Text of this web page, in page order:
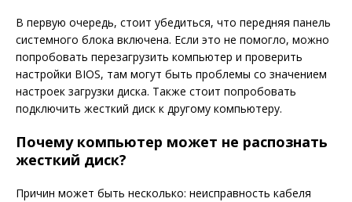
В первую очередь, стоит убедиться, что передняя панель
системного блока включена. Если это не помогло, можно
попробовать перезагрузить компьютер и проверить
настройки BIOS, там могут быть проблемы со значением
настроек загрузки диска. Также стоит попробовать
подключить жесткий диск к другому компьютеру.
Почему компьютер может не распознать
жесткий диск?
Причин может быть несколько: неисправность кабеля